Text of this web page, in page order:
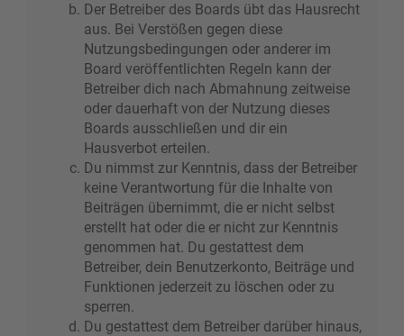
Der Betreiber des Boards übt das Hausrecht
aus. Bei Verstößen gegen diese
Nutzungsbedingungen oder anderer im
Board veröffentlichten Regeln kann der
Betreiber dich nach Abmahnung zeitweise
oder dauerhaft von der Nutzung dieses
Boards ausschließen und dir ein
Hausverbot erteilen.
Du nimmst zur Kenntnis, dass der Betreiber
keine Verantwortung für die Inhalte von
Beiträgen übernimmt, die er nicht selbst
erstellt hat oder die er nicht zur Kenntnis
genommen hat. Du gestattest dem
Betreiber, dein Benutzerkonto, Beiträge und
Funktionen jederzeit zu löschen oder zu
sperren.
Du gestattest dem Betreiber darüber hinaus,